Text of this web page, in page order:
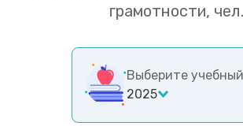
грамотности, чел.
Выберите
2025